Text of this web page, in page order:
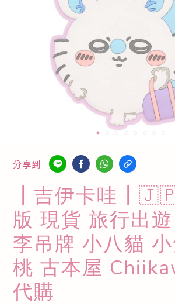
分享到
┃吉伊卡哇
版 現貨 旅行出
李吊牌 小八貓
桃 古本屋
代購